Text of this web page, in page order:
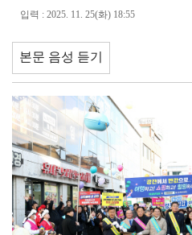
[사설]강진 병영면 ‘도시재생 성공
[강소기업을 키우자] 궁전제과
입력 : 2025. 11. 25(화) 18:55
본문 음성 듣기